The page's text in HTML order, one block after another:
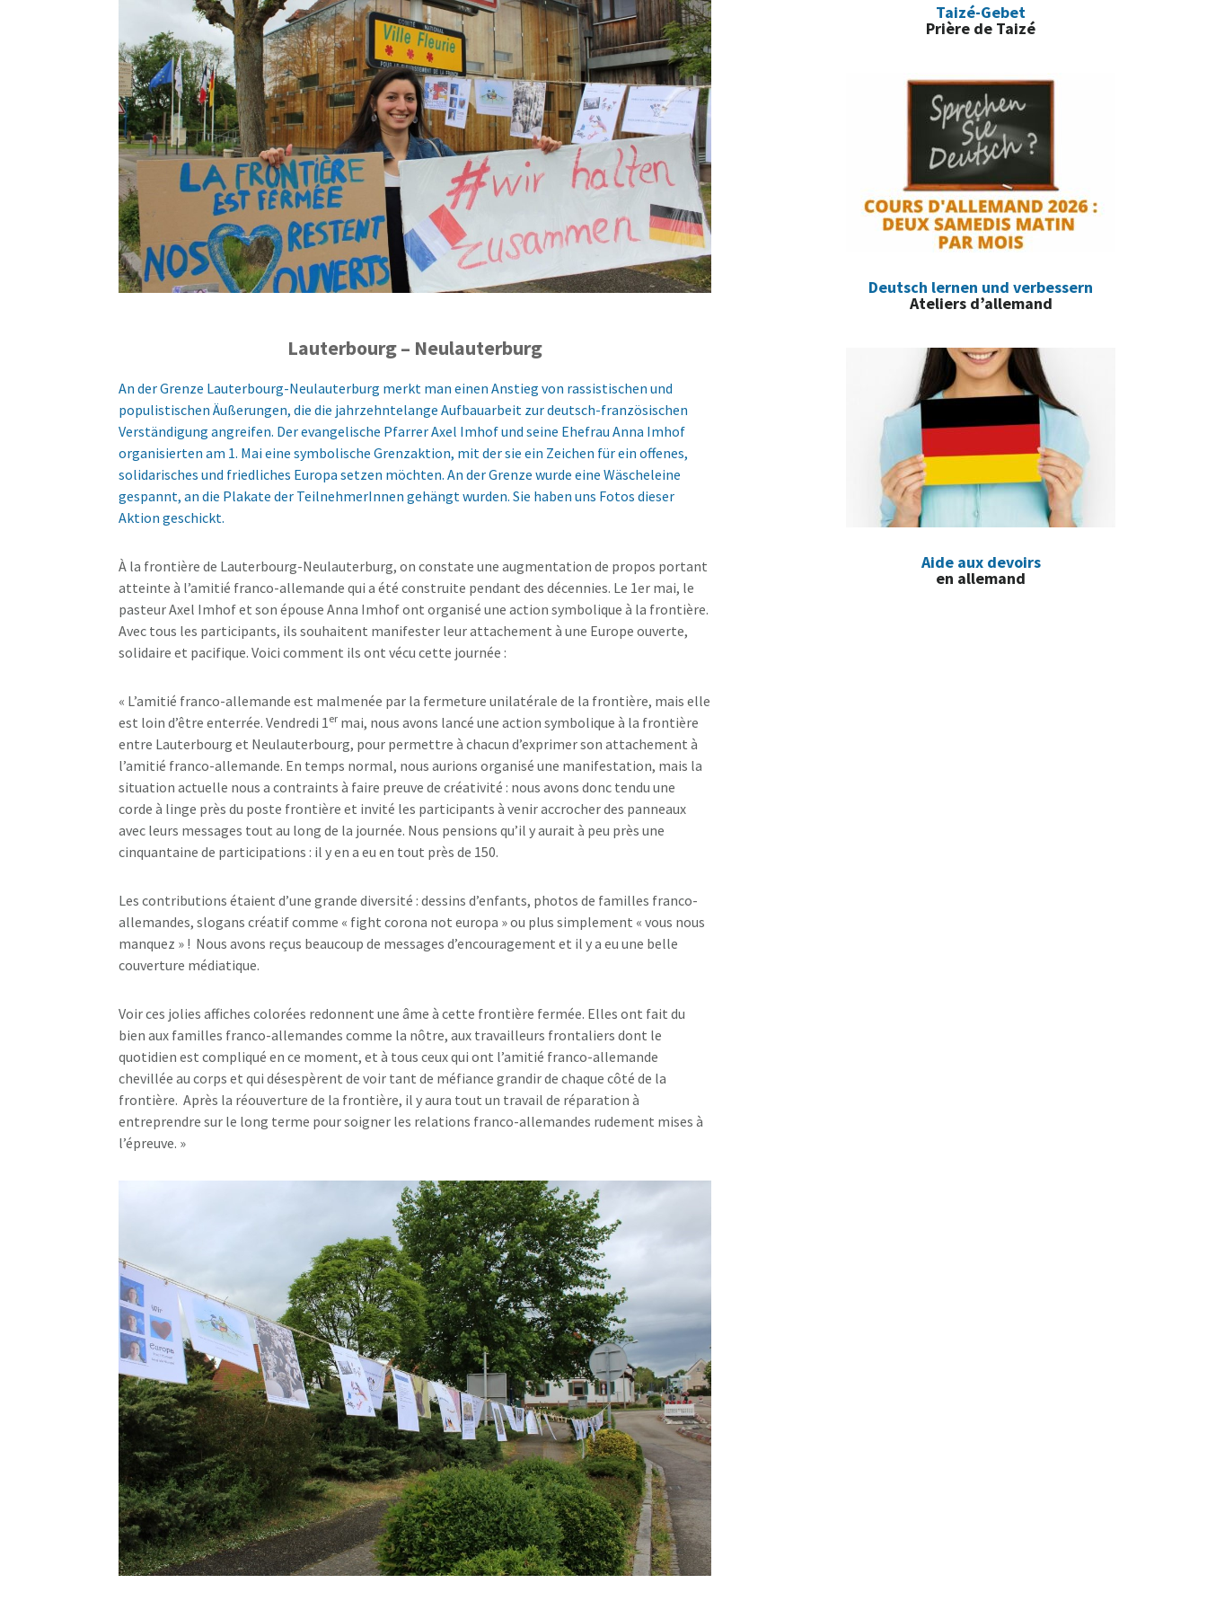
Lauterbourg – Neulauterburg
An der Grenze Lauterbourg-Neulauterburg merkt man einen Anstieg von rassistischen und
populistischen Äußerungen, die die jahrzehntelange Aufbauarbeit zur deutsch-französischen
Verständigung angreifen. Der evangelische Pfarrer Axel Imhof und seine Ehefrau Anna Imhof
organisierten am 1. Mai eine symbolische Grenzaktion, mit der sie ein Zeichen für ein offenes,
solidarisches und friedliches Europa setzen möchten. An der Grenze wurde eine Wäscheleine
gespannt, an die Plakate der TeilnehmerInnen gehängt wurden. Sie haben uns Fotos dieser
Aktion geschickt.
À la frontière de Lauterbourg-Neulauterburg, on constate une augmentation de propos portant
atteinte à l’amitié franco-allemande qui a été construite pendant des décennies. Le 1er mai, le
pasteur Axel Imhof et son épouse Anna Imhof ont organisé une action symbolique à la frontière.
Avec tous les participants, ils souhaitent manifester leur attachement à une Europe ouverte,
solidaire et pacifique. Voici comment ils ont vécu cette journée :
« L’amitié franco-allemande est malmenée par la fermeture unilatérale de la frontière, mais elle
est loin d’être enterrée. Vendredi 1 er mai, nous avons lancé une action symbolique à la frontière
entre Lauterbourg et Neulauterbourg, pour permettre à chacun d’exprimer son attachement à
l’amitié franco-allemande. En temps normal, nous aurions organisé une manifestation, mais la
situation actuelle nous a contraints à faire preuve de créativité : nous avons donc tendu une
corde à linge près du poste frontière et invité les participants à venir accrocher des panneaux
avec leurs messages tout au long de la journée. Nous pensions qu’il y aurait à peu près une
cinquantaine de participations : il y en a eu en tout près de 150.
Les contributions étaient d’une grande diversité : dessins d’enfants, photos de familles franco-
allemandes, slogans créatif comme « fight corona not europa » ou plus simplement « vous nous
manquez » ! Nous avons reçus beaucoup de messages d’encouragement et il y a eu une belle
couverture médiatique.
Voir ces jolies affiches colorées redonnent une âme à cette frontière fermée. Elles ont fait du
bien aux familles franco-allemandes comme la nôtre, aux travailleurs frontaliers dont le
quotidien est compliqué en ce moment, et à tous ceux qui ont l’amitié franco-allemande
chevillée au corps et qui désespèrent de voir tant de méfiance grandir de chaque côté de la
frontière. Après la réouverture de la frontière, il y aura tout un travail de réparation à
entreprendre sur le long terme pour soigner les relations franco-allemandes rudement mises à
l’épreuve. »
Taizé-Gebet
Prière de Taizé
Deutsch lernen und verbessern
Ateliers d’allemand
Aide aux devoirs
en allemand